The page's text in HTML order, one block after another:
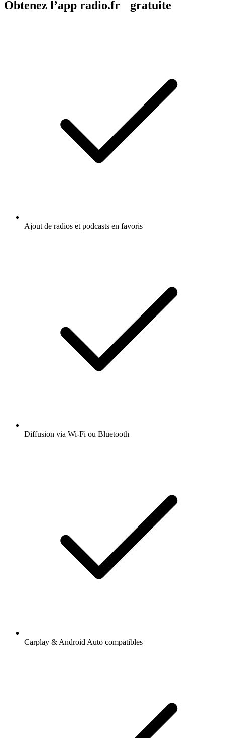
Obtenez l’app radio.fr gratuite
Ajout de radios et podcasts en favoris
Diffusion via Wi-Fi ou Bluetooth
Carplay & Android Auto compatibles